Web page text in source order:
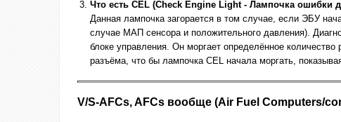
Что есть CEL (Check Engine Light - Лампочка ошибки
Данная лампочка загорается в том случае, если ЭБУ
случае МАП сенсора и положительного давления).
блоке управления. Он моргает определённое
разъёма, что бы лампочка CEL начала моргать,
V/S-AFCs, AFCs вообще (Air Fuel Computers/